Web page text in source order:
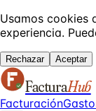
Usamos cookies
experiencia.
Rechazar Aceptar
FacturaHub
Facturación